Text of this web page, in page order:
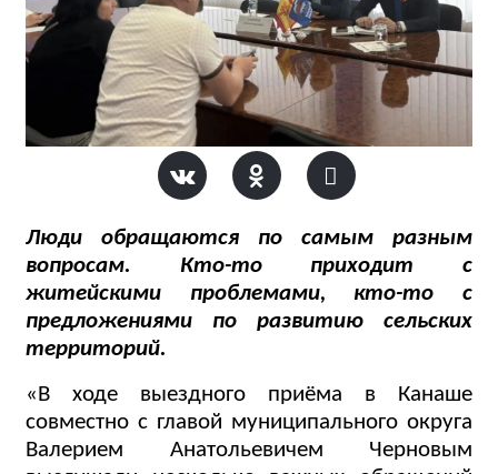
Люди обращаются по самым разным
вопросам. Кто-то приходит с
житейскими проблемами, кто-то с
предложениями по развитию сельских
территорий.
«В ходе выездного приёма в Канаше
совместно с главой муниципального округа
Валерием Анатольевичем Черновым